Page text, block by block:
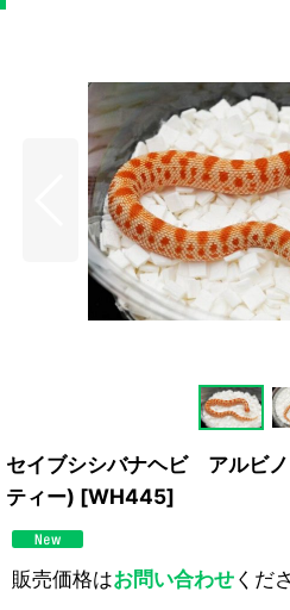
セイブシシバナヘビ アルビ
ティー) [WH445]
販売価格はお問い合わせくだ